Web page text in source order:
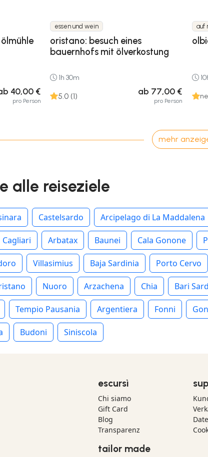
40,00 €
pro Person
essen und wein
oristano: besuch eines
bauernhofs mit ölverkostung
1h 30m
5.0 (1) ab 77,00 €
pro Person
auf
mehr
alle reiseziele
Castelsardo Arcipelago di La Maddalena
Cagliari Arbatax Baunei Cala Gonone
Villasimius Baja Sardinia Porto Cervo
Nuoro Arzachena Chia Bari
Tempio Pausania Argentiera Fonni
Budoni Siniscola
escursì
Chi siamo
Gift Card
Blog
Transparenz
tailor made